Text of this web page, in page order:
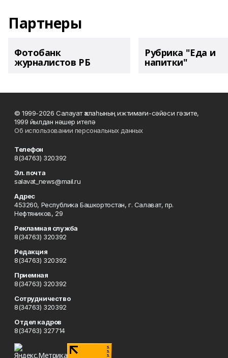
Партнеры
Фотобанк
журналистов РБ
Рубрика "Еда и
напитки"
© 1999-2026 Салауат ҡалаһының ижтимағи-сәйәси гәзите,
1999 йылдан нәшер ителә
Об использовании персональных данных
Телефон
8(34763) 320392
Эл. почта
salavat_news@mail.ru
Адрес
453260, Республика Башкортостан, г. Салават, пр.
Нефтяников, 29
Рекламная служба
8(34763) 320392
Редакция
8(34763) 320392
Приемная
8(34763) 320392
Сотрудничество
8(34763) 320392
Отдел кадров
8(34763) 327714